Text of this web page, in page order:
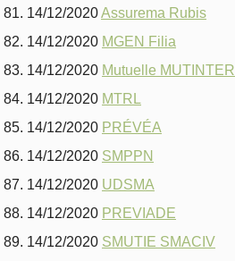
14/12/2020Assurema Rubis
14/12/2020 MGEN Filia
14/12/2020 Mutuelle MUTINTER
14/12/2020 MTRL
14/12/2020 PRÉVÉA
14/12/2020 SMPPN
14/12/2020 UDSMA
14/12/2020 PREVIADE
14/12/2020 SMUTIE SMACIV